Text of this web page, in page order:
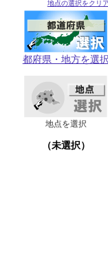
地点の選択をクリア
都府県・地方を選択
地点を選択
（未選択）